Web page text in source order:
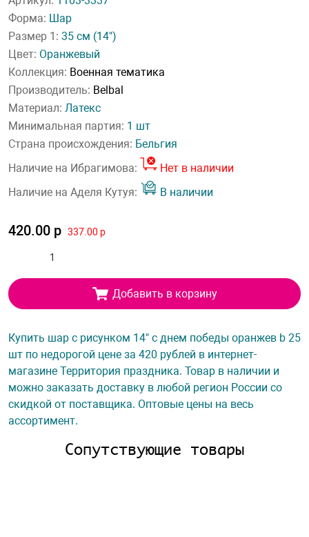
Форма: Шар
Размер 1: 35 см (14")
Цвет: Оранжевый
Коллекция: Военная тематика
Производитель: Belbal
Материал: Латекс
Минимальная партия: 1 шт
Страна происхождения: Бельгия
Наличие на Ибрагимова:
Нет в наличии
Наличие на Аделя Кутуя:
В наличии
420.00 р 337.00 р
Добавить в корзину
Купить шар с рисунком 14" с днем победы оранжев b 25
шт по недорогой цене за 420 рублей в интернет-
магазине Территория праздника. Товар в наличии и
можно заказать доставку в любой регион России со
скидкой от поставщика. Оптовые цены на весь
ассортимент.
Сопутствующие товары